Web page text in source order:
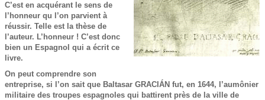
C’est en acquérant le sens de
l’honneur qu l’on parvient à
réussir. Telle est la thèse de
l’auteur. L’honneur ! C’est donc
bien un Espagnol qui a écrit ce
livre.
On peut comprendre son
entreprise, si l’on sait que Baltasar GRACIÁN fut, en 1644, l’aumônier
militaire des troupes espagnoles qui battirent près de la ville de